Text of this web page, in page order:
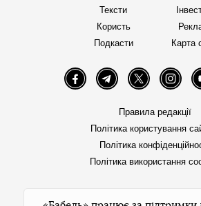
Тексти
Користь
Подкасти
Карта
FacebookTelegramTwitter
Правила редакції
Політика користування
Політика
Політика використання